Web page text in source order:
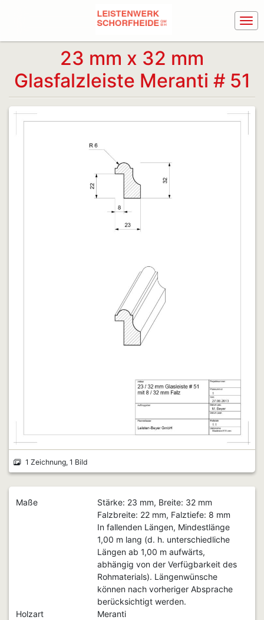
23 mm x 32 mm
Glasfalzleiste Meranti # 51
1 Zeichnung, 1 Bild
Maße
Stärke: 23 mm, Breite: 32 mm
Falzbreite: 22 mm, Falztiefe: 8 mm
In fallenden Längen, Mindestlänge
1,00 m lang (d. h. unterschiedliche
Längen ab 1,00 m aufwärts,
abhängig von der Verfügbarkeit des
Rohmaterials). Längenwünsche
können nach vorheriger Absprache
berücksichtigt werden.
Holzart
Meranti